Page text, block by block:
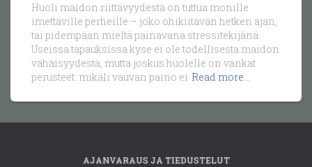
Huoli maidon riittävyydestä on tuttua monille
imettäville perheille – joko ohikiitävän hetken ajan,
tai pidempään mieltä painavana stressitekijänä.
Useissa tapauksissa kyse ei ole todellisesta maidon
vähäisyydestä, mutta joskus huolelle on vankat
perusteet: mikäli vauvan paino ei Read more…
AJANVARAUS JA TIEDUSTELUT